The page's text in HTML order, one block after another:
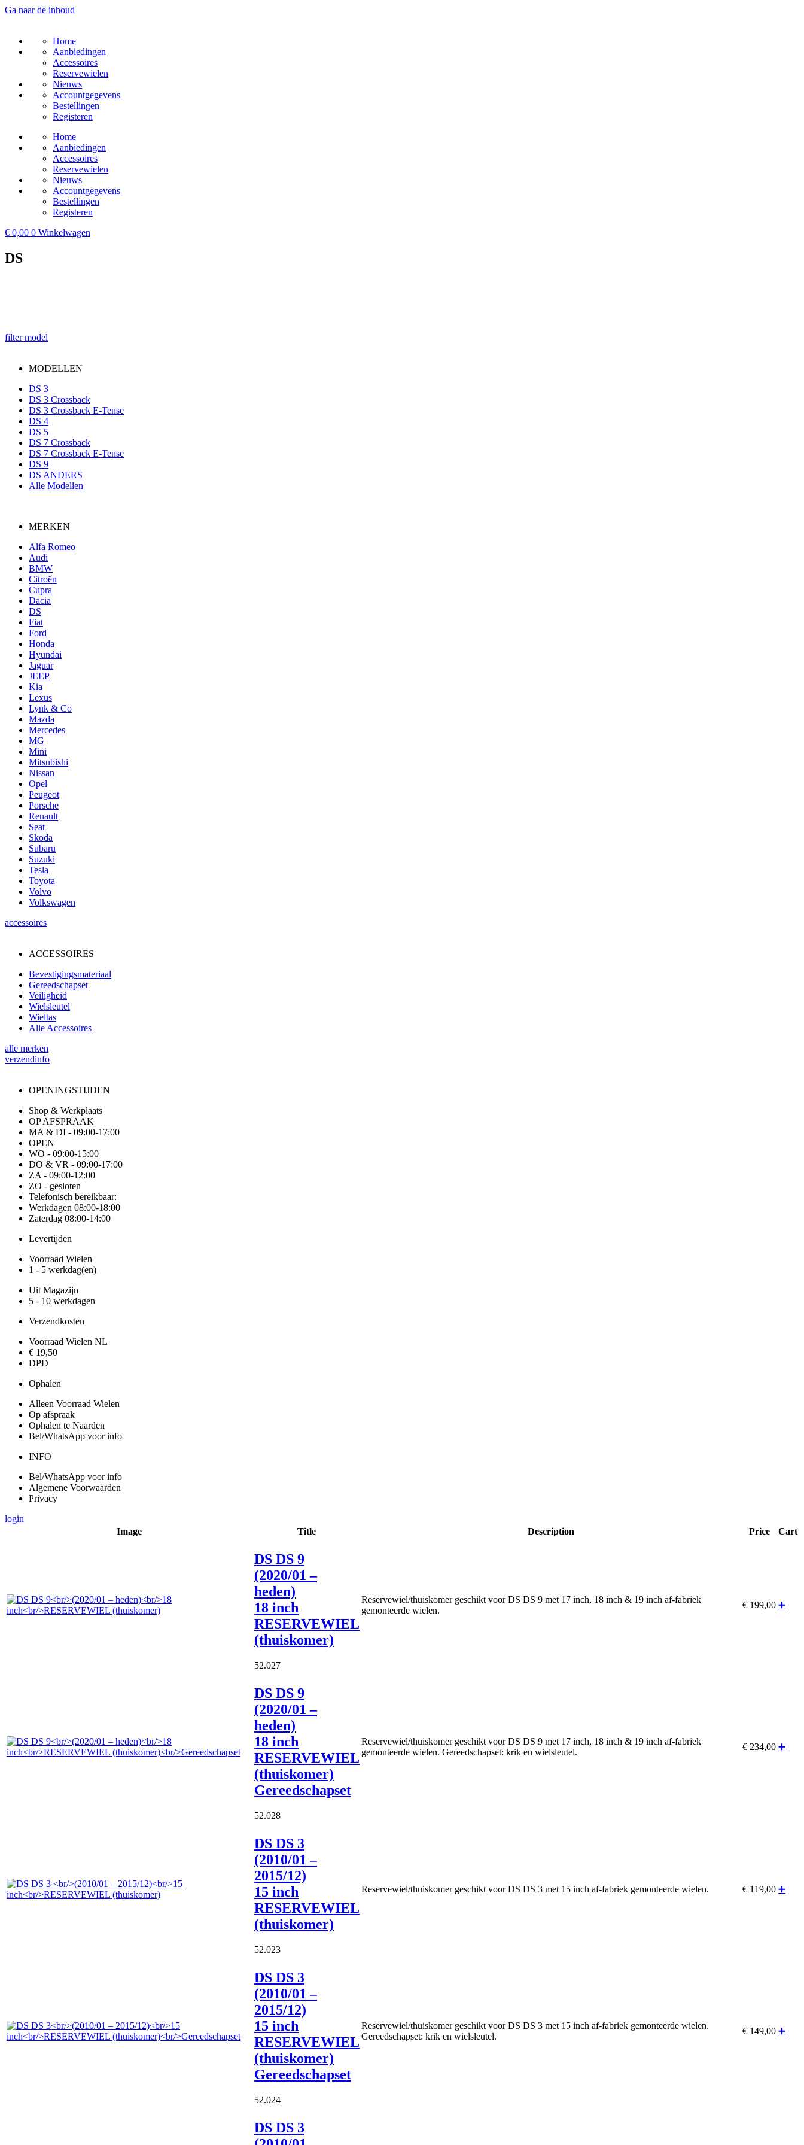
Ga naar de inhoud
Home
Aanbiedingen
Accessoires
Reservewielen
Nieuws
Accountgegevens
Bestellingen
Registeren
Home
Aanbiedingen
Accessoires
Reservewielen
Nieuws
Accountgegevens
Bestellingen
Registeren
€ 0,00 0 Winkelwagen
DS
filter model
MODELLEN
DS 3
DS 3 Crossback
DS 3 Crossback E-Tense
DS 4
DS 5
DS 7 Crossback
DS 7 Crossback E-Tense
DS 9
DS ANDERS
Alle Modellen
MERKEN
Alfa Romeo
Audi
BMW
Citroën
Cupra
Dacia
DS
Fiat
Ford
Honda
Hyundai
Jaguar
JEEP
Kia
Lexus
Lynk & Co
Mazda
Mercedes
MG
Mini
Mitsubishi
Nissan
Opel
Peugeot
Porsche
Renault
Seat
Skoda
Subaru
Suzuki
Tesla
Toyota
Volvo
Volkswagen
accessoires
ACCESSOIRES
Bevestigingsmateriaal
Gereedschapset
Veiligheid
Wielsleutel
Wieltas
Alle Accessoires
alle merken
verzendinfo
OPENINGSTIJDEN
Shop & Werkplaats
OP AFSPRAAK
MA & DI - 09:00-17:00
OPEN
WO - 09:00-15:00
DO & VR - 09:00-17:00
ZA - 09:00-12:00
ZO - gesloten
Telefonisch bereikbaar:
Werkdagen 08:00-18:00
Zaterdag 08:00-14:00
Levertijden
Voorraad Wielen
1 - 5 werkdag(en)
Uit Magazijn
5 - 10 werkdagen
Verzendkosten
Voorraad Wielen NL
€ 19,50
DPD
Ophalen
Alleen Voorraad Wielen
Op afspraak
Ophalen te Naarden
Bel/WhatsApp voor info
INFO
Bel/WhatsApp voor info
Algemene Voorwaarden
Privacy
login
Image
Title Description Price Cart
DS DS 9
(2020/01 –
heden)
18 inch
RESERVEWIEL
(thuiskomer)
52.027
Reservewiel/thuiskomer geschikt voor DS DS 9 met 17 inch, 18 inch & 19 inch af-fabriek
gemonteerde wielen.
€ 199,00 ➕
DS DS 9
(2020/01 –
heden)
18 inch
RESERVEWIEL
(thuiskomer)
Gereedschapset
52.028
Reservewiel/thuiskomer geschikt voor DS DS 9 met 17 inch, 18 inch & 19 inch af-fabriek
gemonteerde wielen. Gereedschapset: krik en wielsleutel.
€ 234,00 ➕
DS DS 3
(2010/01 –
2015/12)
15 inch
RESERVEWIEL
(thuiskomer)
52.023
Reservewiel/thuiskomer geschikt voor DS DS 3 met 15 inch af-fabriek gemonteerde wielen. € 119,00 ➕
DS DS 3
(2010/01 –
2015/12)
15 inch
RESERVEWIEL
(thuiskomer)
Gereedschapset
52.024
Reservewiel/thuiskomer geschikt voor DS DS 3 met 15 inch af-fabriek gemonteerde wielen.
Gereedschapset: krik en wielsleutel.
€ 149,00 ➕
DS DS 3